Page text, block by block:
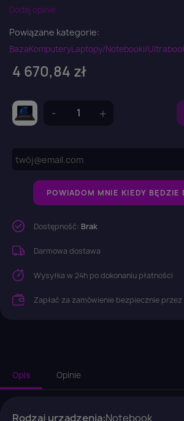
Dodaj opinie
Powiązane kategorie:
BazaKomputeryLaptopy/Notebooki/
4 670,84 zł
POWIADOM MNIE KIEDY BĘDZIE
Dostępność: Brak
Darmowa dostawa
Wysyłka w 24h po dokonaniu płatności
Zapłać za zamówienie bezpiecznie przez
Opis Opinie
Rodzaj urządzenia:Notebook